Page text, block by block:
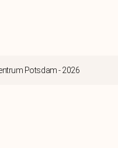
Potsdam - 2026